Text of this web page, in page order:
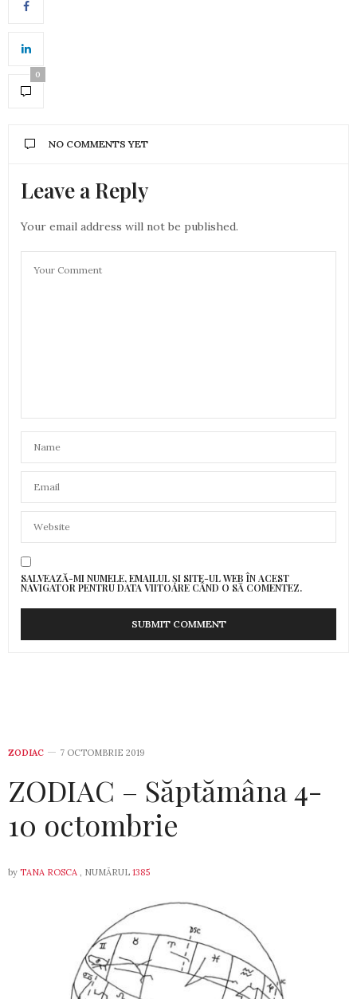
0
NO COMMENTS YET
Leave a Reply
Your email address will not be published.
SALVEAZĂ-MI NUMELE, EMAILUL ȘI SITE-UL WEB ÎN ACEST
NAVIGATOR PENTRU DATA VIITOARE CÂND O SĂ COMENTEZ.
ZODIAC 7 OCTOMBRIE 2019
ZODIAC – Săptămâna 4-
10 octombrie
by TANA ROSCA , NUMĂRUL 1385